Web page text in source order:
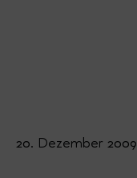
20. Dezember 2009